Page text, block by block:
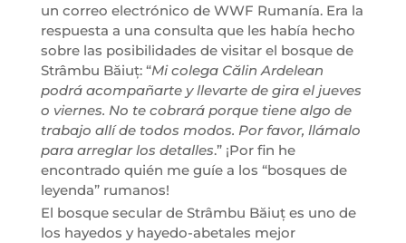
un correo electrónico de WWF Rumanía. Era la
respuesta a una consulta que les había hecho
sobre las posibilidades de visitar el bosque de
Strâmbu Băiuț: “Mi colega Călin Ardelean
podrá acompañarte y llevarte de gira el jueves
o viernes. No te cobrará porque tiene algo de
trabajo allí de todos modos. Por favor, llámalo
para arreglar los detalles.” ¡Por fin he
encontrado quién me guíe a los “bosques de
leyenda” rumanos!
El bosque secular de Strâmbu Băiuț es uno de
los hayedos y hayedo-abetales mejor